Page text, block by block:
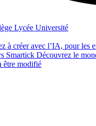
Lycée Université
à créer avec l’IA, pour les
Smartick Découvrez le
être modifié